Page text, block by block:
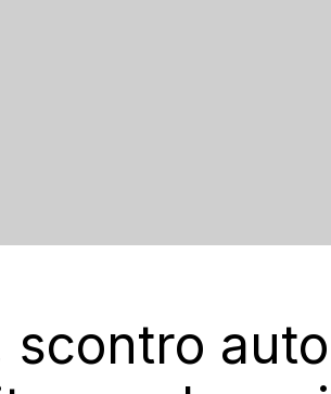
scontro